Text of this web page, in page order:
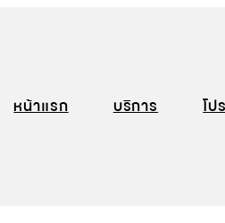
หน้าแรก บริการ โป